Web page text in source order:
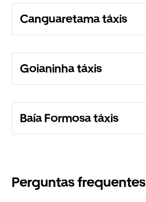
Canguaretama táxis
Goianinha táxis
Baía Formosa táxis
Perguntas frequentes